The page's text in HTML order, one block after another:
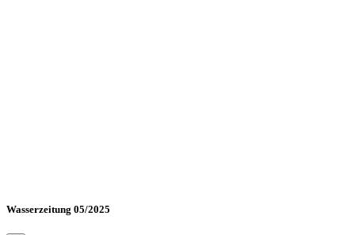
Wasserzeitung 05/2025